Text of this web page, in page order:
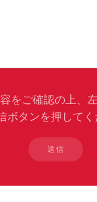
をご確認の上、
ボタンを押してく